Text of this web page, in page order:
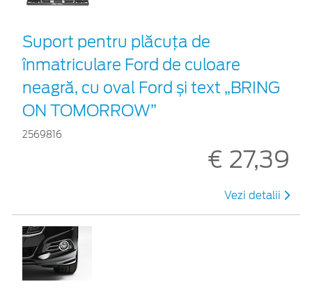
Suport pentru plăcuța de
înmatriculare Ford de culoare
neagră, cu oval Ford și text „BRING
ON TOMORROW”
2569816
€ 27,39
Vezi detalii